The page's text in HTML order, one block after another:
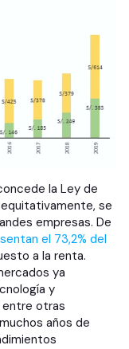
la Ley de
se
empresas. De
el 73,2% del
a la renta.
ya
y
entre otras
años de